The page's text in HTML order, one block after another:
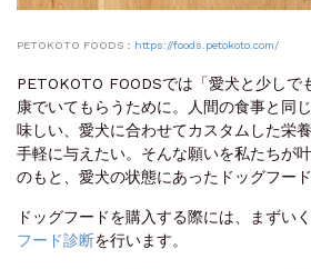
PETOKOTO FOODS： https://foods.petokoto.com/
PETOKOTO FOODSでは「愛犬と少しで
康でいてもらうために。人間の食事と同
味しい、愛犬に合わせてカスタムした栄
手軽に与えたい。そんな願いを私たちが
のもと、愛犬の状態にあったドッグフー
ドッグフードを購入する際には、まずい
フード診断を行います。